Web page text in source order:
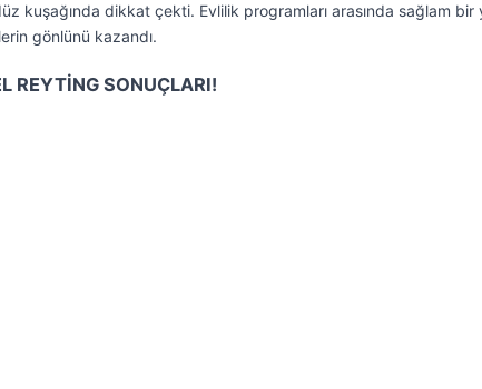
kuşağında dikkat çekti. Evlilik programları arasında sağlam bir
gönlünü kazandı.
REYTİNG SONUÇLARI!